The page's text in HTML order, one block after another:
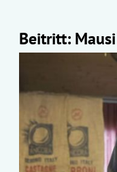
Beitritt: